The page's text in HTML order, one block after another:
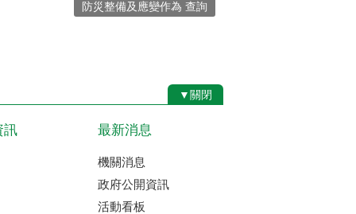
防災整備及應變作為 查詢
▼關閉
訊 最新消息
機關消息
政府公開資訊
活動看板